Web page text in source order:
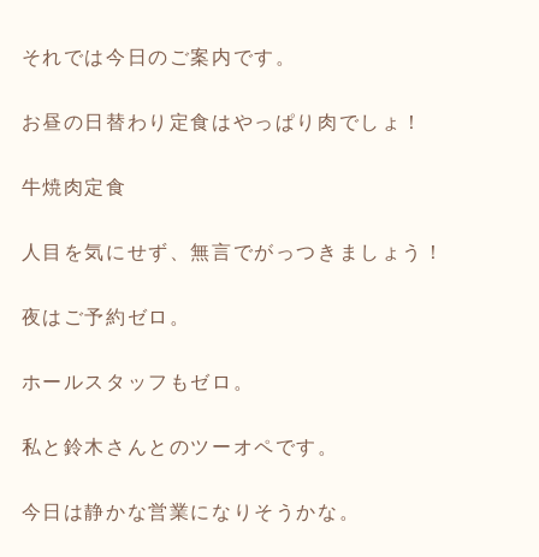
それでは今日のご案内です。
お昼の日替わり定食はやっぱり肉でしょ！
牛焼肉定食
人目を気にせず、無言でがっつきましょう！
夜はご予約ゼロ。
ホールスタッフもゼロ。
私と鈴木さんとのツーオペです。
今日は静かな営業になりそうかな。